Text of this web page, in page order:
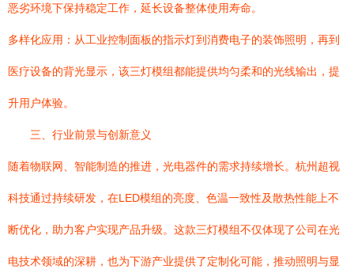
恶劣环境下保持稳定工作，延长设备整体使用寿命。
多样化应用：从工业控制面板的指示灯到消费电子的装饰照明，再到
医疗设备的背光显示，该三灯模组都能提供均匀柔和的光线输出，提
升用户体验。
三、行业前景与创新意义
随着物联网、智能制造的推进，光电器件的需求持续增长。杭州超视
科技通过持续研发，在LED模组的亮度、色温一致性及散热性能上不
断优化，助力客户实现产品升级。这款三灯模组不仅体现了公司在光
电技术领域的深耕，也为下游产业提供了定制化可能，推动照明与显